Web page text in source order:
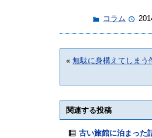
コラム
« 無駄に身構えてしまう
関連する投稿
古い旅館に泊まった